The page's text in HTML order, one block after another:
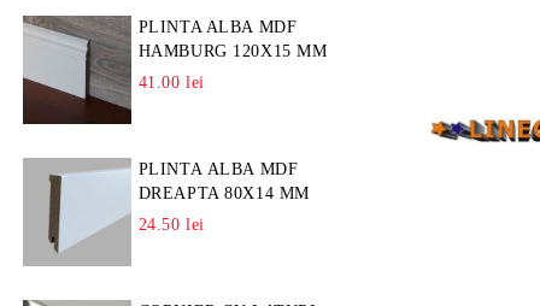
PLINTA ALBA MDF
HAMBURG 120X15 MM
41.00 lei
PLINTA ALBA MDF
DREAPTA 80X14 MM
24.50 lei